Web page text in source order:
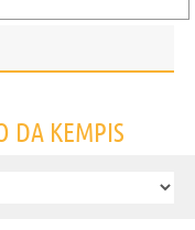
DA KEMPIS